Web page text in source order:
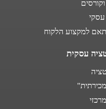
עסקי
למקצוע הלקוח
עסקית